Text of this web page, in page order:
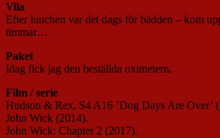
Vila
Efter lunchen var det dags för bädden – kom
timmar…
Paket
Idag fick jag den beställda oximetern.
Film / serie
Hudson & Rex, S4 A16 ’Dog Days Are Over’
John Wick (2014).
John Wick: Chapter 2 (2017).